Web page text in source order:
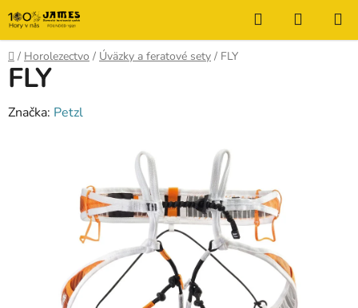
Prejsť
na
obsah
Hľadať
KOŠÍK
Domov
/ Horolezectvo / Úväzky a feratové sety / FLY
FLY
Značka: Petzl